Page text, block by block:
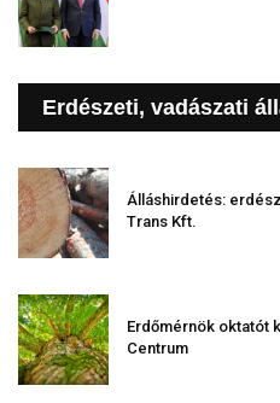
Erdészeti, vadászati
Álláshirdetés:
Trans Kft.
Erdőmérnök oktatót
Centrum